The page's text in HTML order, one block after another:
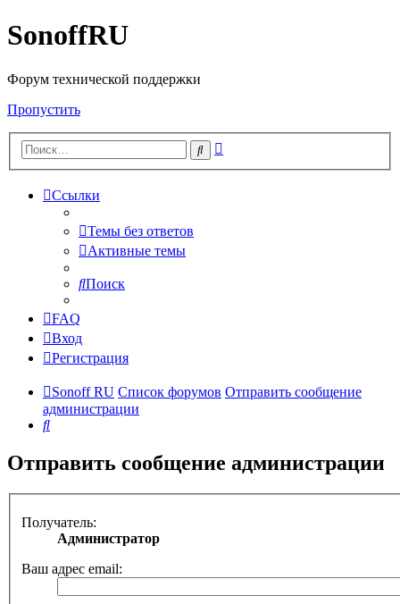
SonoffRU
Форум технической поддержки
Пропустить
Поиск
Ссылки
Темы без ответов
Активные темы
Поиск
FAQ
Вход
Регистрация
Sonoff RU Список форумов Отправить сообщение
администрации
Поиск
Отправить сообщение администрации
Получатель:
Администратор
Ваш адрес email: